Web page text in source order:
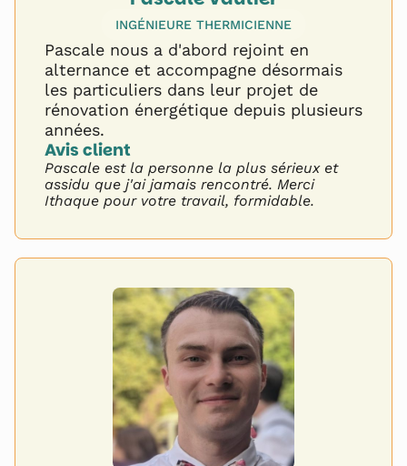
INGÉNIEURE THERMICIENNE
Pascale nous a d'abord rejoint en
alternance et accompagne désormais
les particuliers dans leur projet de
rénovation énergétique depuis plusieurs
années.
Avis client
Pascale est la personne la plus sérieux et
assidu que j'ai jamais rencontré. Merci
Ithaque pour votre travail, formidable.